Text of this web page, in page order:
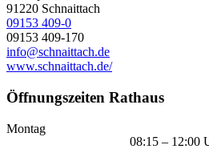
91220 Schnaittach
09153 409-0
09153 409-170
info@schnaittach.de
www.schnaittach.de/
Öffnungszeiten Rathaus
Montag
08:15 – 12:00